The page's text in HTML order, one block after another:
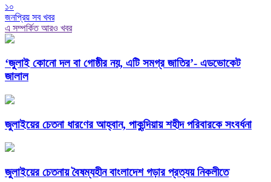
১০
জনপ্রিয় সব খবর
এ সম্পর্কিত আরও খবর
‘জুলাই কোনো দল বা গোষ্ঠীর নয়, এটি সমগ্র জাতির’- এডভোকেট
জালাল
জুলাইয়ের চেতনা ধারণের আহ্বান, পাকুন্দিয়ায় শহীদ পরিবারকে সংবর্ধনা
জুলাইয়ের চেতনায় বৈষম্যহীন বাংলাদেশ গড়ার প্রত্যয় নিকলীতে